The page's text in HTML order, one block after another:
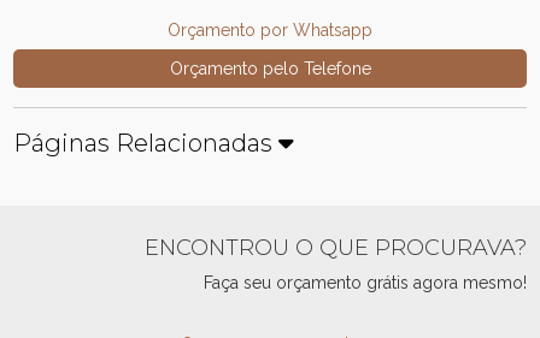
Orçamento por Whatsapp
Orçamento pelo Telefone
Páginas Relacionadas
ENCONTROU O QUE PROCURAVA?
Faça seu orçamento grátis agora mesmo!